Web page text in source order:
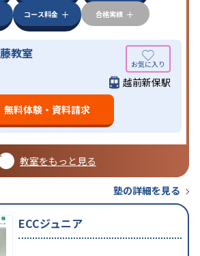
コース料金 合格実績
教室
越前新保駅
無料体験・資料請求
教室をもっと見る
塾の詳細を見る
ECCジュニア